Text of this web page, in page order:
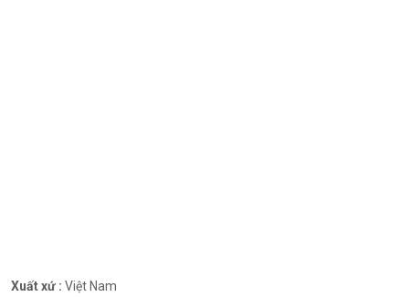
Xuất xứ : Việt Nam